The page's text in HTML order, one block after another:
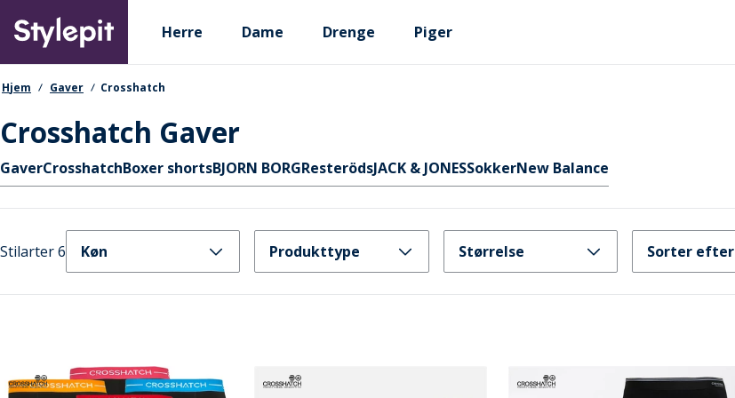
main
content
Primary departments
Herre Dame Drenge Piger
navigationssti
Hjem Gaver Crosshatch
Crosshatch Gaver
Hurtige links
GaverCrosshatchBoxer shortsBJORN BORGResterödsJACK & JONESSokkerNew Balance
Stilarter 6 Køn Produkttype Størrelse Sorter efter